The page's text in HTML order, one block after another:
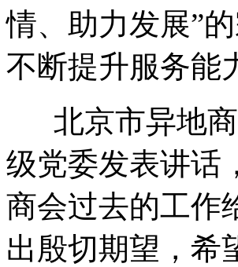
情、助力发展”
不断提升服务能
北京市异地商
级党委发表讲话
商会过去的工作
出殷切期望，希